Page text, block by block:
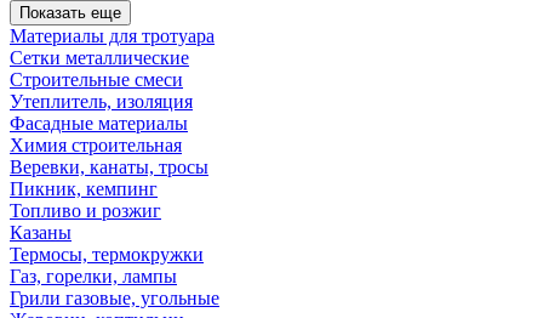
Показать еще
Материалы для тротуара
Сетки металлические
Строительные смеси
Утеплитель, изоляция
Фасадные материалы
Химия строительная
Веревки, канаты, тросы
Пикник, кемпинг
Топливо и розжиг
Казаны
Термосы, термокружки
Газ, горелки, лампы
Грили газовые, угольные